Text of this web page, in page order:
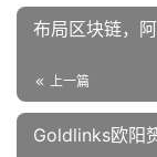
布局区块链，
上一篇
Goldlinks欧阳